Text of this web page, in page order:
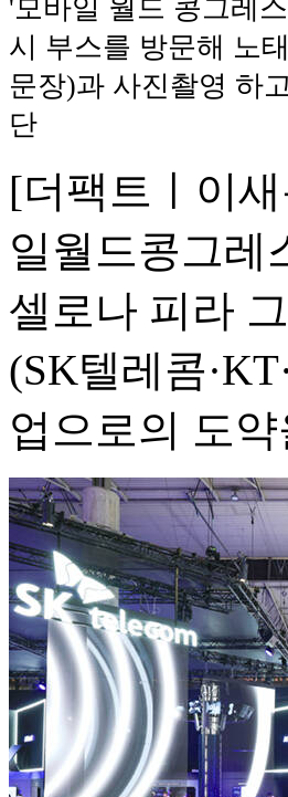
'모바일 월드 콩그레
시 부스를 방문해 노
문장)과 사진촬영 하
단
[더팩트ㅣ이
일월드콩그레
셀로나 피라
(SK텔레콤
업으로의 도